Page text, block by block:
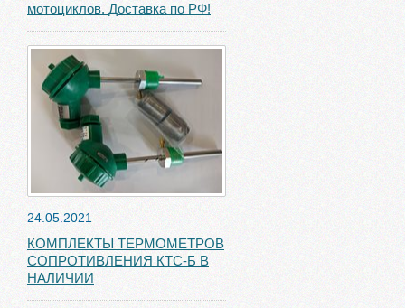
мотоциклов. Доставка по РФ!
24.05.2021
КОМПЛЕКТЫ ТЕРМОМЕТРОВ
СОПРОТИВЛЕНИЯ КТС-Б В
НАЛИЧИИ